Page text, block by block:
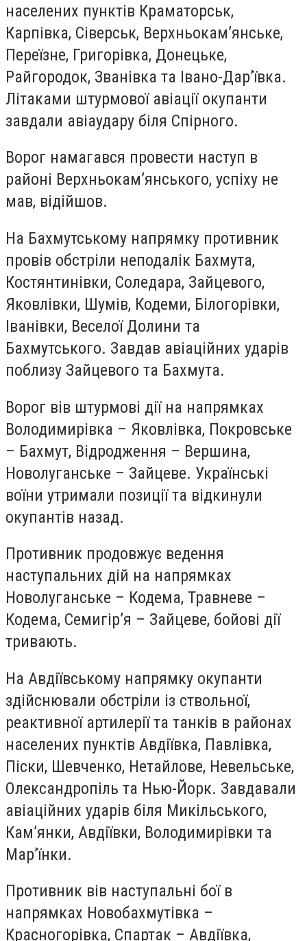
населених пунктів Краматорськ,
Карпівка, Сіверськ, Верхньокам’янське,
Переїзне, Григорівка, Донецьке,
Райгородок, Званівка та Івано-Дар’ївка.
Літаками штурмової авіації окупанти
завдали авіаудару біля Спірного.
Ворог намагався провести наступ в
районі Верхньокам’янського, успіху не
мав, відійшов.
На Бахмутському напрямку противник
провів обстріли неподалік Бахмута,
Костянтинівки, Соледара, Зайцевого,
Яковлівки, Шумів, Кодеми, Білогорівки,
Іванівки, Веселої Долини та
Бахмутського. Завдав авіаційних ударів
поблизу Зайцевого та Бахмута.
Ворог вів штурмові дії на напрямках
Володимирівка – Яковлівка, Покровське
– Бахмут, Відродження – Вершина,
Новолуганське – Зайцеве. Українські
воїни утримали позиції та відкинули
окупантів назад.
Противник продовжує ведення
наступальних дій на напрямках
Новолуганське – Кодема, Травневе –
Кодема, Семигір’я – Зайцеве, бойові дії
тривають.
На Авдіївському напрямку окупанти
здійснювали обстріли із ствольної,
реактивної артилерії та танків в районах
населених пунктів Авдіївка, Павлівка,
Піски, Шевченко, Нетайлове, Невельське,
Олександропіль та Нью-Йорк. Завдавали
авіаційних ударів біля Микільського,
Кам’янки, Авдіївки, Володимирівки та
Мар’їнки.
Противник вів наступальні бої в
напрямках Новобахмутівка –
Красногорівка, Спартак – Авдіївка,